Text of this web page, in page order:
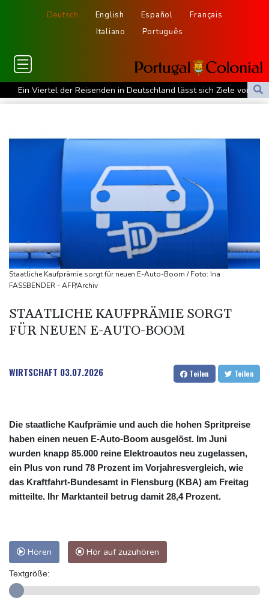
Deutsch English Español
Français
Italiano
Português
Ein Viertel der Reisenden in Deutschland lässt sich Ziele von der
KI vorschlagen
Verurteilte Linksextremistin: Bundesgerichtshof bestätigt
Beugehaft für Lina E.
Verweigerter Dopingtest: NADA will Vierjahressperre für Ansah
Medien: Türkischer Präsident Erdogan zu Dreiergipfel in Saudi-
Arabien eingetroffen
Deutsche Industrieproduktion zeigt sich widerstandsfähig -
Rekordstand bei Exporten
Weniger Falschgeld im ersten Halbjahr im Umlauf
Anhaltende Trockenheit: Rheinpegel bei Düsseldorf auf
historischem Tief
Urteil: Nähe zu Muslimbruderschaft kann Verbeamtung
entgegenstehen
Staatliche Kaufprämie sorgt für neuen E-Auto-Boom / Foto: Ina
FASSBENDER - AFP/Archiv
STAATLICHE KAUFPRÄMIE SORGT
FÜR NEUEN E-AUTO-BOOM
WIRTSCHAFT 03.07.2026 Teilen Teilen
Die staatliche Kaufprämie und auch die hohen Spritpreise
haben einen neuen E-Auto-Boom ausgelöst. Im Juni
wurden knapp 85.000 reine Elektroautos neu zugelassen,
ein Plus von rund 78 Prozent im Vorjahresvergleich, wie
das Kraftfahrt-Bundesamt in Flensburg (KBA) am Freitag
mitteilte. Ihr Marktanteil betrug damit 28,4 Prozent.
Hören Hör auf zuzuhören
Textgröße: